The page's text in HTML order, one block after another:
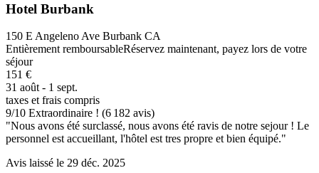
Hotel Burbank
150 E Angeleno Ave Burbank CA
Entièrement remboursableRéservez maintenant, payez lors de votre
séjour
151 €
31 août - 1 sept.
taxes et frais compris
9/10 Extraordinaire ! (6 182 avis)
"Nous avons été surclassé, nous avons été ravis de notre sejour ! Le
personnel est accueillant, l'hôtel est tres propre et bien équipé."
Avis laissé le 29 déc. 2025